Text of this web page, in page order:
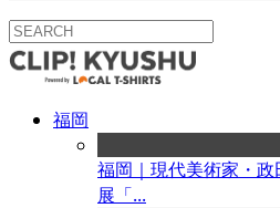
福岡
福岡｜現代美術家・
展「...